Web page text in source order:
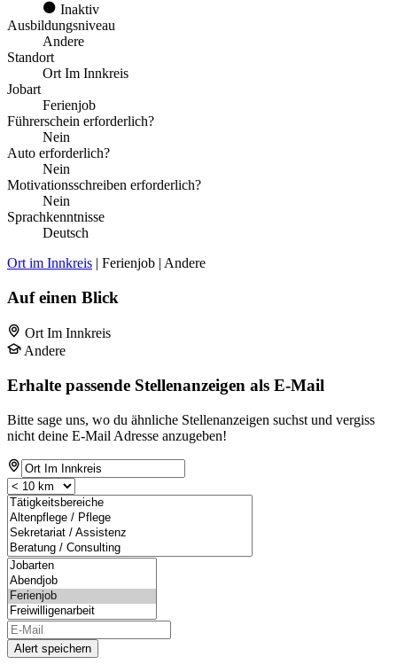
Inaktiv
Ausbildungsniveau
Andere
Standort
Ort Im Innkreis
Jobart
Ferienjob
Führerschein erforderlich?
Nein
Auto erforderlich?
Nein
Motivationsschreiben erforderlich?
Nein
Sprachkenntnisse
Deutsch
Ort im Innkreis | Ferienjob | Andere
Auf einen Blick
Ort Im Innkreis
Andere
Erhalte passende Stellenanzeigen als E-Mail
Bitte sage uns, wo du ähnliche Stellenanzeigen suchst und vergiss
nicht deine E-Mail Adresse anzugeben!
Alert speichern